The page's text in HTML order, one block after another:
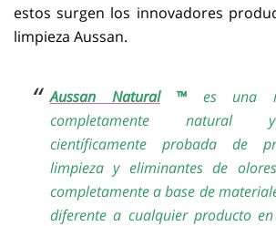
estos surgen los innovadores
limpieza Aussan.
Aussan Natural™
es una
completamente natural
científicamente probada de
limpieza y eliminantes de
completamente a base de
diferente a cualquier producto